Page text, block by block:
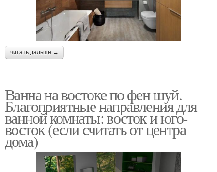
читать дальше →
Ванна на востоке по фен шуй.
Благоприятные направления для
ванной комнаты: восток и юго-
восток (если считать от центра
дома)